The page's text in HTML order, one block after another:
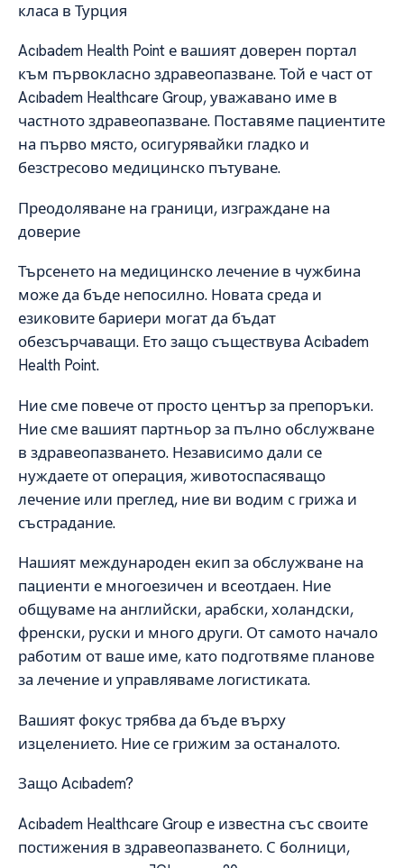
класа в Турция
Acıbadem Health Point е вашият доверен портал
към първокласно здравеопазване. Той е част от
Acıbadem Healthcare Group, уважавано име в
частното здравеопазване. Поставяме пациентите
на първо място, осигурявайки гладко и
безстресово медицинско пътуване.
Преодоляване на граници, изграждане на
доверие
Търсенето на медицинско лечение в чужбина
може да бъде непосилно. Новата среда и
езиковите бариери могат да бъдат
обезсърчаващи. Ето защо съществува Acıbadem
Health Point.
Ние сме повече от просто център за препоръки.
Ние сме вашият партньор за пълно обслужване
в здравеопазването. Независимо дали се
нуждаете от операция, животоспасяващо
лечение или преглед, ние ви водим с грижа и
състрадание.
Нашият международен екип за обслужване на
пациенти е многоезичен и всеотдаен. Ние
общуваме на английски, арабски, холандски,
френски, руски и много други. От самото начало
работим от ваше име, като подготвяме планове
за лечение и управляваме логистиката.
Вашият фокус трябва да бъде върху
изцелението. Ние се грижим за останалото.
Защо Acıbadem?
Acıbadem Healthcare Group е известна със своите
постижения в здравеопазването. С болници,